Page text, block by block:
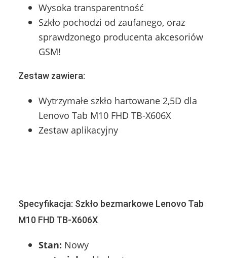
Wysoka transparentność
Szkło pochodzi od zaufanego, oraz
sprawdzonego producenta akcesoriów
GSM!
Zestaw zawiera:
Wytrzymałe szkło hartowane 2,5D dla
Lenovo Tab M10 FHD TB-X606X
Zestaw aplikacyjny
Specyfikacja: Szkło bezmarkowe Lenovo Tab
M10 FHD TB-X606X
Stan: Nowy